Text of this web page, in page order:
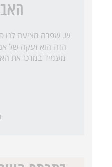
ש. שפרה מציעה לנו
הזה הוא זעקה של
מעמיד במרכז את